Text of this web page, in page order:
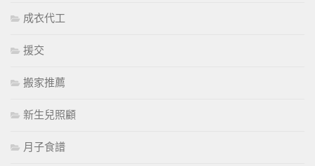
成衣代工
援交
搬家推薦
新生兒照顧
月子食譜